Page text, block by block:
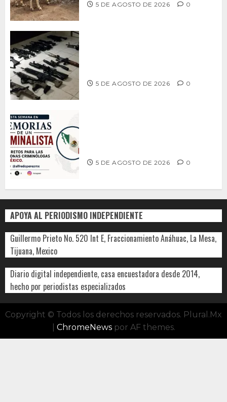
5 DE AGOSTO DE 2026 0
5 DE AGOSTO DE 2026 0
5 DE AGOSTO DE 2026 0
APOYA AL PERIODISMO INDEPENDIENTE
Guillermo Prieto No. 520 Int E, Fraccionamiento Anáhuac, La Mesa,
Tijuana, Mexico
Diario digital independiente, casa encuestadora desde 2014,
hecho por periodistas especializados
Copyright © Todos los derechos reservados. Plural.Mx
ChromeNewspor AF themes.